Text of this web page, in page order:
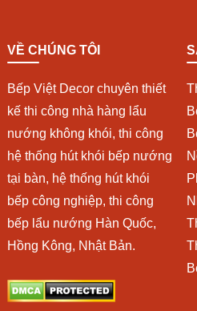
VỀ CHÚNG TÔI
Bếp Việt Decor chuyên thiết
kế thi công nhà hàng lẩu
nướng không khói, thi công
hệ thống hút khói bếp nướng
tại bàn, hệ thống hút khói
bếp công nghiệp, thi công
bếp lẩu nướng Hàn Quốc,
Hồng Kông, Nhật Bản.